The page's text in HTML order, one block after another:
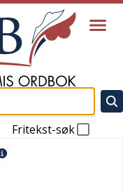
Fritekst-søk